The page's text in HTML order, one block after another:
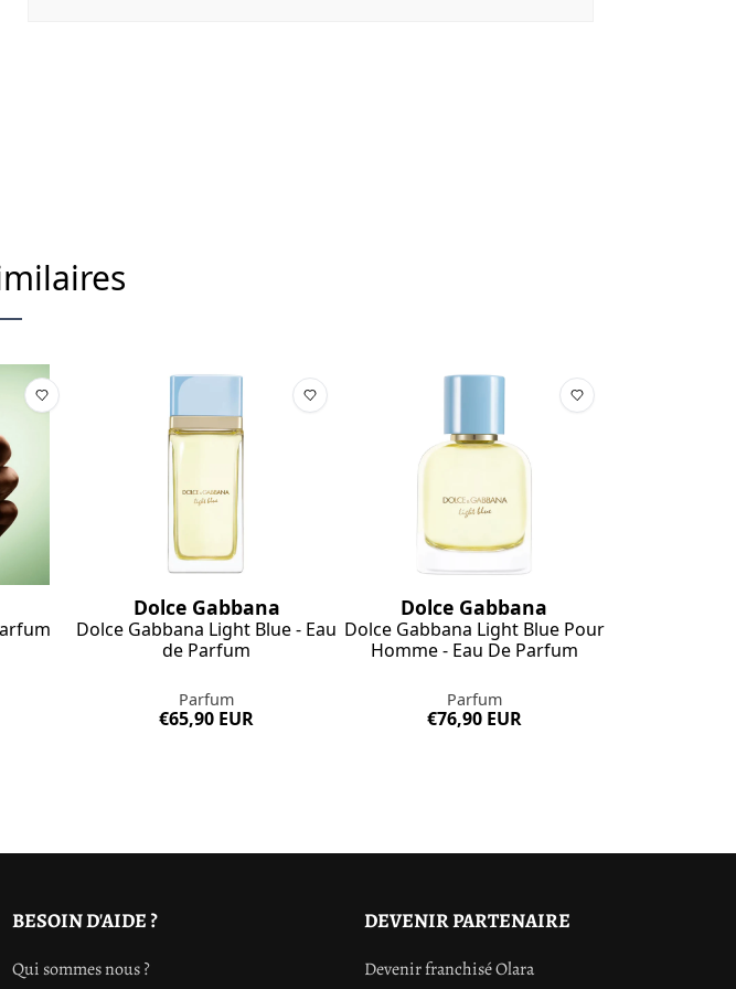
Dolce Gabbana
Dolce Gabbana Light Blue - Eau
de Parfum
Parfum
€65,90 EUR
Dolce Gabbana
Dolce Gabbana Light Blue Pour
Homme - Eau De Parfum
Parfum
€76,90 EUR
BESOIN D'AIDE ?
Qui sommes nous ?
DEVENIR PARTENAIRE
Devenir franchisé Olara